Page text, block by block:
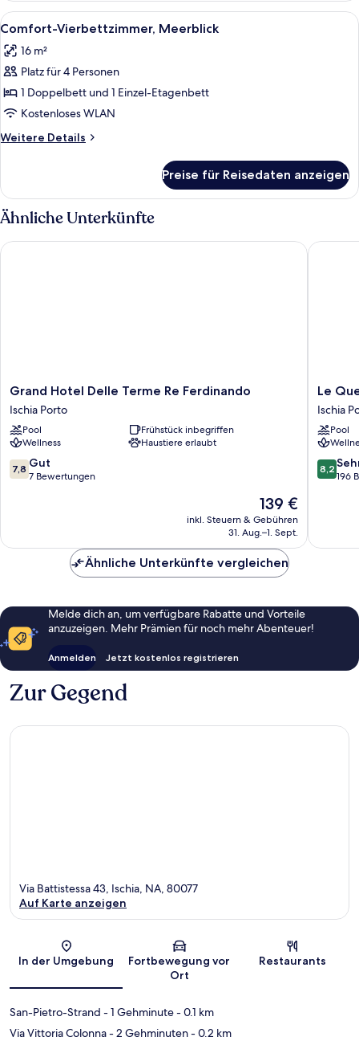
Alle
Fotos
für
Comfort-
Vierbettzimmer,
Meerblick
anzeigen
Ein Hotelzimmer mit zwei Betten,
5
Comfort-Vierbettzimmer, Meerblick
16 m²
Platz für 4 Personen
1 Doppelbett und 1 Einzel-Etagenbett
Kostenloses WLAN
Weitere Details
Weitere
Vierbettzimmer,
Meerblick
Preise für Reisedaten anzeigen
Ähnliche Unterkünfte
Grand
Hotel
Delle
Terme
Re
Ferdinando
Ischia
Grand Hotel Delle Terme Re Ferdinando
Ischia Porto
Pool
Frühstück inbegriffen
Wellness
Haustiere erlaubt
7.8
von
7,8 Gut
7 Bewertungen
Der
Preis
beträgt
139 €
inkl. Steuern & Gebühren
31. Aug.–1. Sept.
Grand Hotel Delle Terme Re Ferdinando
Le
Querce
Resort
Sea
&
SPA
Le
Ischia
Pool
8.2
von
8,2
196
Le
Ähnliche Unterkünfte vergleichen
Melde dich an, um verfügbare Rabatte und Vorteile
anzuzeigen. Mehr Prämien für noch mehr Abenteuer!
Anmelden Jetzt kostenlos registrieren
Zur Gegend
Karte
Via Battistessa 43, Ischia, NA, 80077
Auf Karte anzeigen
In der Umgebung
Fortbewegung vor
Ort
Restaurants
San-Pietro-Strand - 1 Gehminute- 0.1 km
Via Vittoria Colonna- 2 Gehminuten- 0.2 km